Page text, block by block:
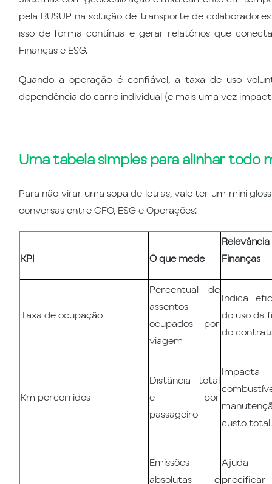
pela BUSUP na solução de transporte de
isso de forma contínua e gerar relatórios que
Finanças e ESG.
Quando a operação é confiável, a taxa de uso
dependência do carro individual (e mais uma vez
Uma tabela simples para alinhar todo
Para não virar uma sopa de letras, vale ter um mini
conversas entre CFO, ESG e Operações:
KPI O que mede
Finanças
Taxa de ocupação
Percentual de
assentos
ocupados por
viagem
Indica
do uso da
do
Km percorridos
Distância total
e por
passageiro
Impacta
custo total.
Emissões
absolutas e precificar